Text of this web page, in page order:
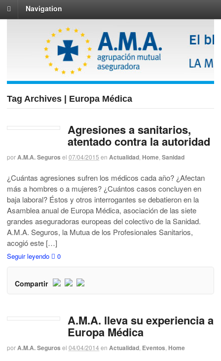
Navigation
Tag Archives | Europa Médica
Agresiones a sanitarios,
atentado contra la autoridad
porA.M.A. Seguros el 07/04/2015 en Actualidad Home Sanidad
¿Cuántas agresiones sufren los médicos cada año? ¿Afectan
más a hombres o a mujeres? ¿Cuántos casos concluyen en
baja laboral? Éstos y otros interrogantes se debatieron en la
Asamblea anual de Europa Médica, asociación de las siete
grandes aseguradoras europeas del colectivo de la Sanidad.
A.M.A. Seguros, la Mutua de los Profesionales Sanitarios,
acogió este […]
Seguir leyendo 0
Compartir
A.M.A. lleva su experiencia a
Europa Médica
porA.M.A. Seguros el 04/04/2014 en Actualidad Eventos Home